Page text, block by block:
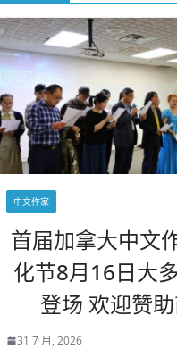
中文作家
首届加拿大中文
化节8月16日大
登场 欢迎赞
31 7 月, 2026